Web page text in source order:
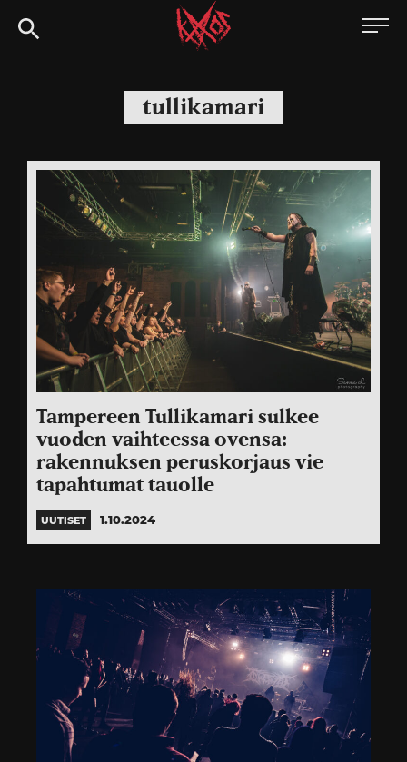
Siirry
suoraan
Kaaoszine
tullikamari
Tampereen Tullikamari sulkee
vuoden vaihteessa ovensa:
rakennuksen peruskorjaus vie
tapahtumat tauolle
UUTISET 1.10.2024